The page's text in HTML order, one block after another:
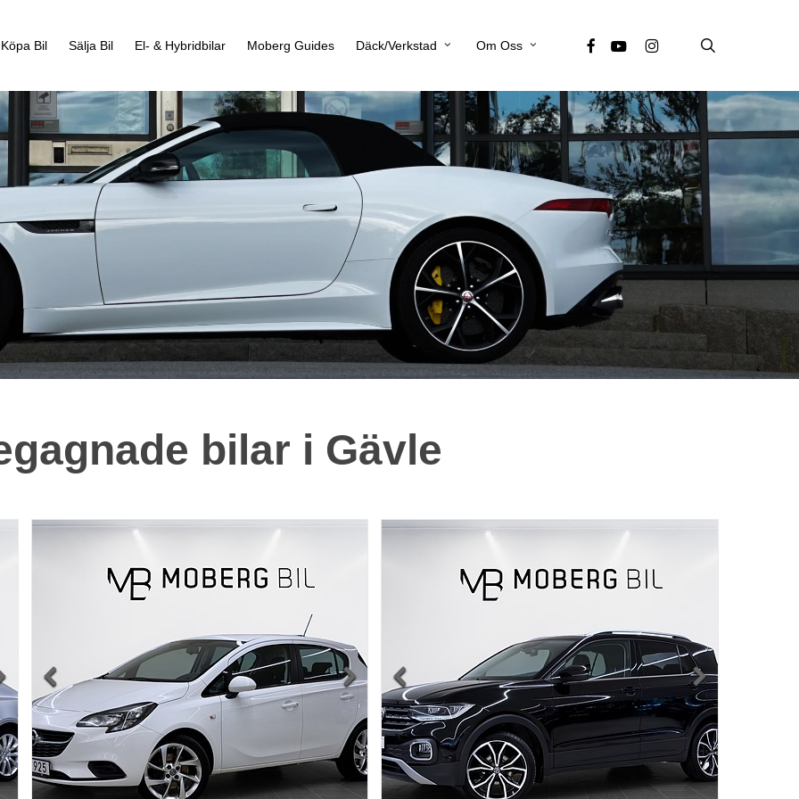
Köpa Bil Sälja Bil El- & Hybridbilar Moberg Guides Däck/Verkstad Om Oss facebookyoutubeinstagram
bilar i Gävle
   